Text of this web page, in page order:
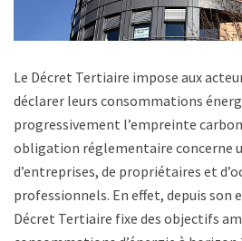
Le Décret Tertiaire impose aux
déclarer leurs consommations
progressivement l’empreinte
obligation réglementaire concerne
d’entreprises, de propriétaires et
professionnels. En effet, depuis son
Décret Tertiaire fixe des objectifs